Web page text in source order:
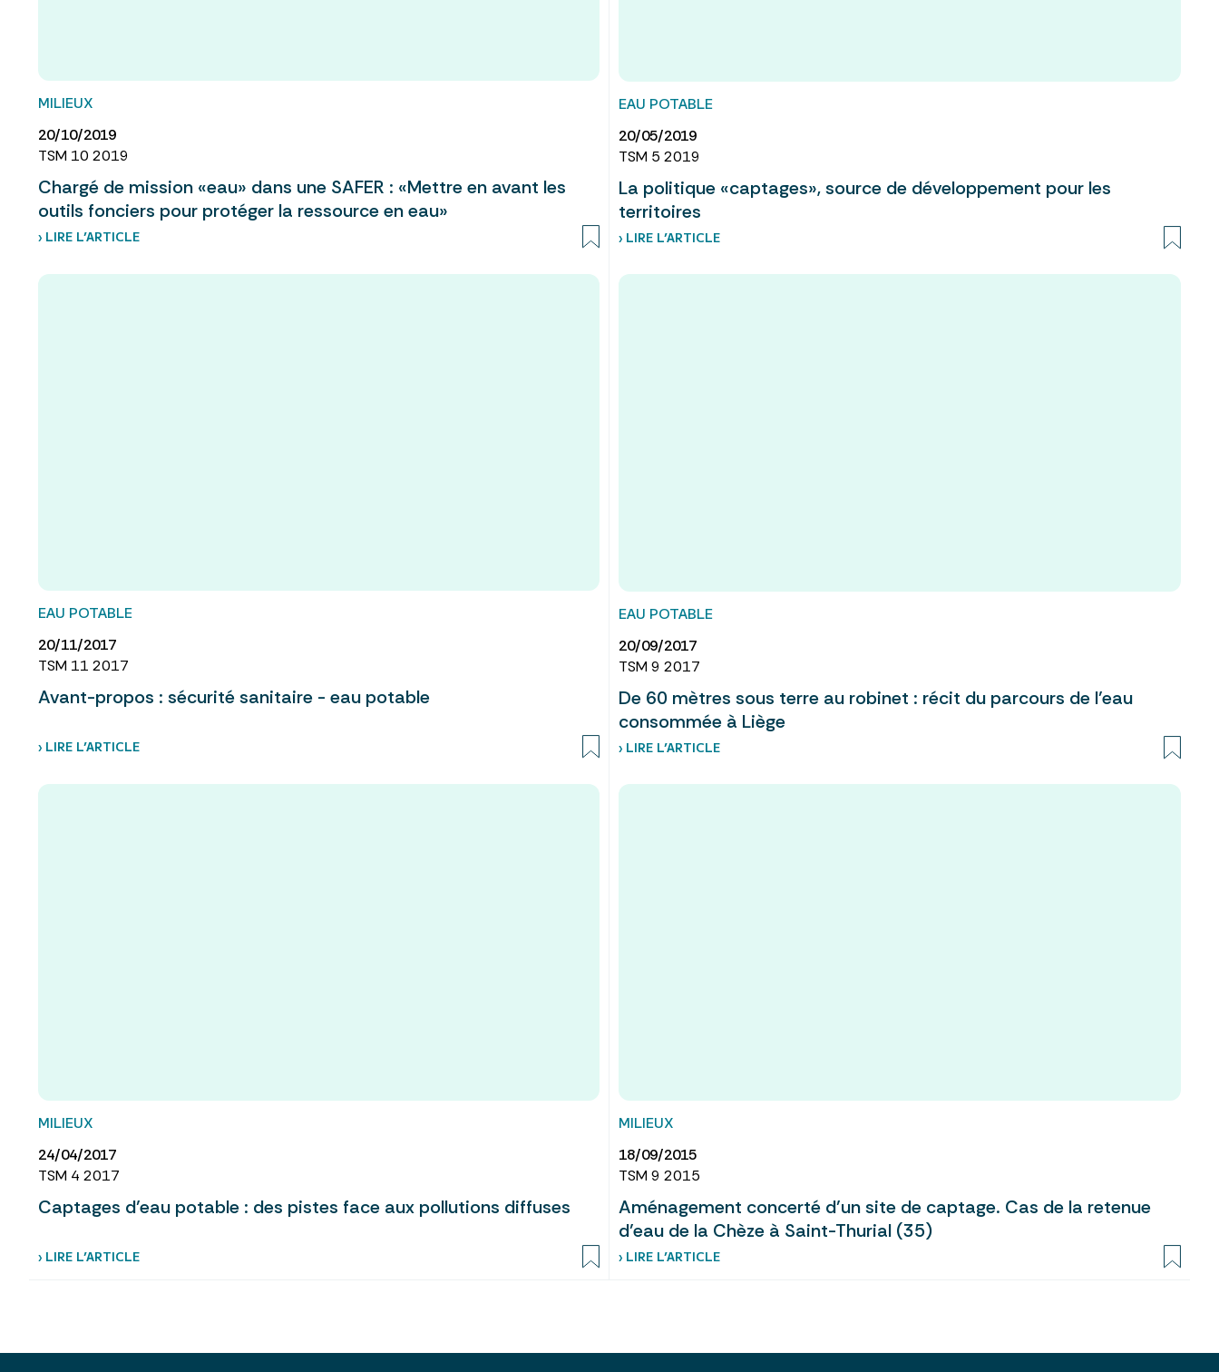
MILIEUX
20/10/2019
TSM 10 2019
Chargé de mission «eau» dans une SAFER : «Mettre en avant les
outils fonciers pour protéger la ressource en eau»
› LIRE L’ARTICLE
EAU POTABLE
20/05/2019
TSM 5 2019
La politique «captages», source de développement pour les
territoires
› LIRE L’ARTICLE
EAU POTABLE
20/11/2017
TSM 11 2017
Avant-propos : sécurité sanitaire - eau potable
› LIRE L’ARTICLE
EAU POTABLE
20/09/2017
TSM 9 2017
De 60 mètres sous terre au robinet : récit du parcours de l’eau
consommée à Liège
› LIRE L’ARTICLE
MILIEUX
24/04/2017
TSM 4 2017
Captages d’eau potable : des pistes face aux pollutions diffuses
› LIRE L’ARTICLE
MILIEUX
18/09/2015
TSM 9 2015
Aménagement concerté d’un site de captage. Cas de la retenue
d’eau de la Chèze à Saint-Thurial (35)
› LIRE L’ARTICLE